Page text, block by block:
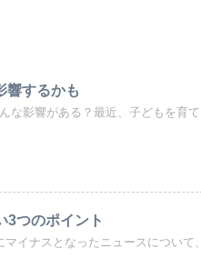
響するかも
な影響がある？最近、子どもを育て
3つのポイント
イナスとなったニュースについて、